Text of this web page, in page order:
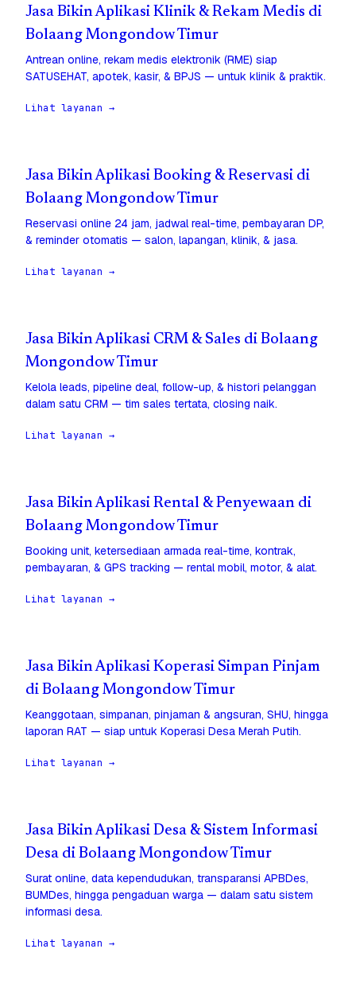
Jasa Bikin Aplikasi Klinik & Rekam Medis di
Bolaang Mongondow Timur
Antrean online, rekam medis elektronik (RME) siap
SATUSEHAT, apotek, kasir, & BPJS — untuk klinik & praktik.
Lihat layanan →
Jasa Bikin Aplikasi Booking & Reservasi di
Bolaang Mongondow Timur
Reservasi online 24 jam, jadwal real-time, pembayaran DP,
& reminder otomatis — salon, lapangan, klinik, & jasa.
Lihat layanan →
Jasa Bikin Aplikasi CRM & Sales di Bolaang
Mongondow Timur
Kelola leads, pipeline deal, follow-up, & histori pelanggan
dalam satu CRM — tim sales tertata, closing naik.
Lihat layanan →
Jasa Bikin Aplikasi Rental & Penyewaan di
Bolaang Mongondow Timur
Booking unit, ketersediaan armada real-time, kontrak,
pembayaran, & GPS tracking — rental mobil, motor, & alat.
Lihat layanan →
Jasa Bikin Aplikasi Koperasi Simpan Pinjam
di Bolaang Mongondow Timur
Keanggotaan, simpanan, pinjaman & angsuran, SHU, hingga
laporan RAT — siap untuk Koperasi Desa Merah Putih.
Lihat layanan →
Jasa Bikin Aplikasi Desa & Sistem Informasi
Desa di Bolaang Mongondow Timur
Surat online, data kependudukan, transparansi APBDes,
BUMDes, hingga pengaduan warga — dalam satu sistem
informasi desa.
Lihat layanan →